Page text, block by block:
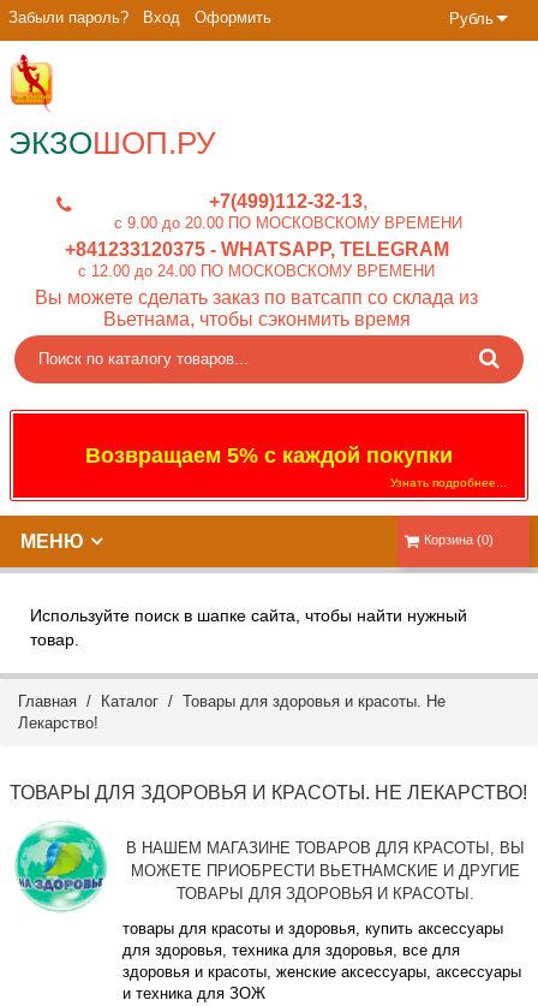
Рубль
Забыли пароль? Вход Оформить
ЭКЗОШОП.РУ
+7(499)112-32-13
c 9.00 до 20.00 ПО МОСКОВСКОМУ ВРЕМЕНИ
+841233120375- WHATSAPP, TELEGRAM
c 12.00 до 24.00 ПО МОСКОВСКОМУ ВРЕМЕНИ
Вы можете сделать заказ по ватсапп со склада из
Вьетнама, чтобы сэконмить время
Возвращаем 5% с каждой покупки
Узнать подробнее...
Корзина (0)
МЕНЮ
Используйте поиск в шапке сайта, чтобы найти нужный
товар.
Главная / Каталог / Товары для здоровья и красоты. Не
Лекарство!
ТОВАРЫ ДЛЯ ЗДОРОВЬЯ И КРАСОТЫ. НЕ ЛЕКАРСТВО!
В НАШЕМ МАГАЗИНЕ ТОВАРОВ ДЛЯ КРАСОТЫ, ВЫ
МОЖЕТЕ ПРИОБРЕСТИ ВЬЕТНАМСКИЕ И ДРУГИЕ
ТОВАРЫ ДЛЯ ЗДОРОВЬЯ И КРАСОТЫ.
товары для красоты и здоровья, купить аксессуары
для здоровья, техника для здоровья, все для
здоровья и красоты, женские аксессуары, аксессуары
и техника для ЗОЖ